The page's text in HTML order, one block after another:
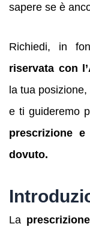
sapere se è
Richiedi, in
riservata con
la tua
e ti guideremo
prescrizione
dovuto.
La prescrizione